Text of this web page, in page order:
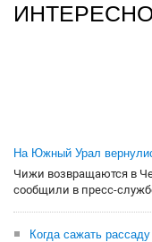
На Южный Урал
Чижи возвращаются в
сообщили в пресс-
Когда сажать